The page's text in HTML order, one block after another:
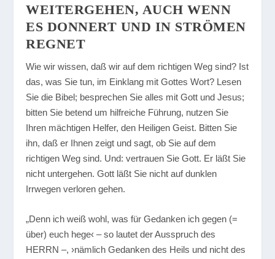
WEITERGEHEN, AUCH WENN
ES DONNERT UND IN STRÖMEN
REGNET
Wie wir wissen, daß wir auf dem richtigen Weg sind? Ist
das, was Sie tun, im Einklang mit Gottes Wort? Lesen
Sie die Bibel; besprechen Sie alles mit Gott und Jesus;
bitten Sie betend um hilfreiche Führung, nutzen Sie
Ihren mächtigen Helfer, den Heiligen Geist. Bitten Sie
ihn, daß er Ihnen zeigt und sagt, ob Sie auf dem
richtigen Weg sind. Und: vertrauen Sie Gott. Er läßt Sie
nicht untergehen. Gott läßt Sie nicht auf dunklen
Irrwegen verloren gehen.
„Denn ich weiß wohl, was für Gedanken ich gegen (=
über) euch hege‹ – so lautet der Ausspruch des
HERRN –, ›nämlich Gedanken des Heils und nicht des